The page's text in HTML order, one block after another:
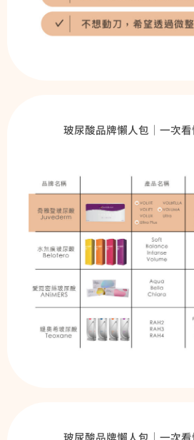
玻尿酸品牌懶人包｜一次
玻尿酸品牌懶人包｜一次